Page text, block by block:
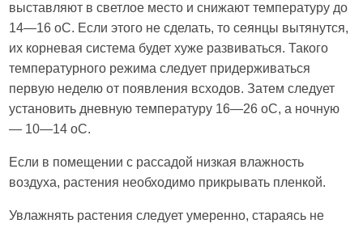
выставляют в светлое место и снижают температуру до
14—16 оС. Если этого не сделать, то сеянцы вытянутся,
их корневая система будет хуже развиваться. Такого
температурного режима следует придерживаться
первую неделю от появления всходов. Затем следует
установить дневную температуру 16—26 оС, а ночную
— 10—14 оС.
Если в помещении с рассадой низкая влажность
воздуха, растения необходимо прикрывать пленкой.
Увлажнять растения следует умеренно, стараясь не